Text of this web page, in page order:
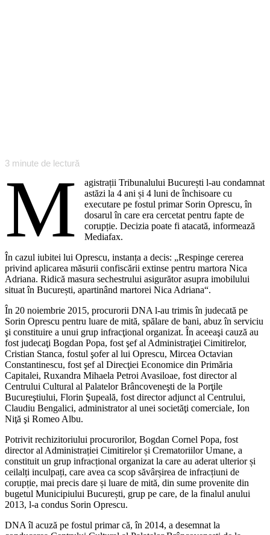
3 minute de lectură
M
agistrații Tribunalului București l-au condamnat
astăzi la 4 ani și 4 luni de închisoare cu
executare pe fostul primar Sorin Oprescu, în
dosarul în care era cercetat pentru fapte de
corupție. Decizia poate fi atacată, informează
Mediafax.
În cazul iubitei lui Oprescu, instanța a decis: „Respinge cererea
privind aplicarea măsurii confiscării extinse pentru martora Nica
Adriana. Ridică masura sechestrului asigurător asupra imobilului
situat în București, apartinând martorei Nica Adriana“.
În 20 noiembrie 2015, procurorii DNA l-au trimis în judecată pe
Sorin Oprescu pentru luare de mită, spălare de bani, abuz în serviciu
şi constituire a unui grup infracţional organizat. În aceeaşi cauză au
fost judecaţi Bogdan Popa, fost şef al Administraţiei Cimitirelor,
Cristian Stanca, fostul şofer al lui Oprescu, Mircea Octavian
Constantinescu, fost şef al Direcţiei Economice din Primăria
Capitalei, Ruxandra Mihaela Petroi Avasiloae, fost director al
Centrului Cultural al Palatelor Brâncoveneşti de la Porţile
Bucureştiului, Florin Şupeală, fost director adjunct al Centrului,
Claudiu Bengalici, administrator al unei societăţi comerciale, Ion
Niţă şi Romeo Albu.
Potrivit rechizitoriului procurorilor, Bogdan Cornel Popa, fost
director al Administrației Cimitirelor și Crematoriilor Umane, a
constituit un grup infracțional organizat la care au aderat ulterior și
ceilalți inculpați, care avea ca scop săvârșirea de infracțiuni de
corupție, mai precis dare și luare de mită, din sume provenite din
bugetul Municipiului București, grup pe care, de la finalul anului
2013, l-a condus Sorin Oprescu.
DNA îl acuză pe fostul primar că, în 2014, a desemnat la